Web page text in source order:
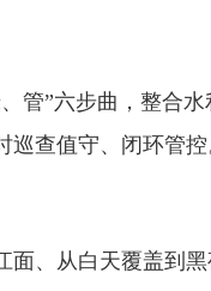
管”六步曲，整合
查值守、闭环管
、从白天覆盖到